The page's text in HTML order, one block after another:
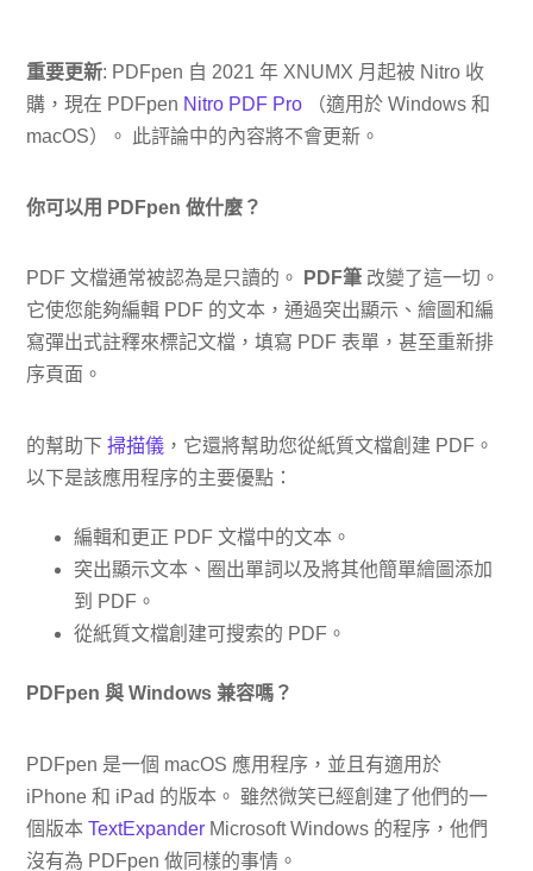
重要更新: PDFpen 自 2021 年 XNUMX 月起被 Nitro 收
購，現在 PDFpen Nitro PDF Pro （適用於 Windows 和
macOS）。 此評論中的內容將不會更新。
你可以用 PDFpen 做什麼？
PDF 文檔通常被認為是只讀的。 PDF筆 改變了這一切。
它使您能夠編輯 PDF 的文本，通過突出顯示、繪圖和編
寫彈出式註釋來標記文檔，填寫 PDF 表單，甚至重新排
序頁面。
的幫助下掃描儀 ，它還將幫助您從紙質文檔創建 PDF。
以下是該應用程序的主要優點：
編輯和更正 PDF 文檔中的文本。
突出顯示文本、圈出單詞以及將其他簡單繪圖添加
到 PDF。
從紙質文檔創建可搜索的 PDF。
PDFpen 與 Windows 兼容嗎？
PDFpen 是一個 macOS 應用程序，並且有適用於
iPhone 和 iPad 的版本。 雖然微笑已經創建了他們的一
個版本TextExpander Microsoft Windows 的程序，他們
沒有為 PDFpen 做同樣的事情。